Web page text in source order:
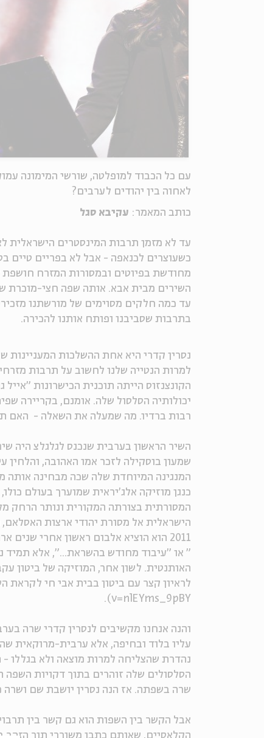
עם כל הכבוד למופלטה, שורשי המימונה
לאחוה בין יהודים לערבים?
כותב המאמר: עקיבא סגל
עד לא מזמן תרבות המינסטרים הישראלית
כשעוצרים לכנאפה - אבל לא בפריים טיים
מחודשת בפיוטים ובמסורות המזרח
השירים מבית אבא. אותה שפה חצי-מוכרת
עד כמה חלקים מסוימים של מורשתנו
בתרבות שסביבנו ופותח אותנו להכירה.
נסרין קדרי היא אחת ההשלכות המעניינות
למרות הנטייה שלנו לחשוב על תרבות
הקונצנזוס הייתה תוכנית הכישרונות
יכולותיה הסלסול שלה. אומנם, בקריירה
רבות ברדיו. מה שמעלה את השאלה - האם
השיר הראשון בערבית שנכנס לגלגלצ היה
שמעון בוסקילה לזכר אמו האהובה, והלחין
המנגינה המיוחדת שלה שכה מבחינה אותה
כנגן מוזיקה אלג'יראית שמוערך בעולם
המסורתית בצורתה המקורית ונותר הרחק
הישראלית אל מסורת יהודי ארצות
2011 הוא הוציא אלבום ראשון אחרי
" או "עיבוד מחודש בהשראת...", אלא תמיד
האותנטית. לשון אחר, המוזיקה של ביטון
v=nlEYms_9pBY).
והנה אנחנו מקשיבים לנסרין קדרי שרה
עליו בלוד ובחיפה, אלא ערבית-מרוקאית
נהדרת שהצליחה למרות מוצאה ולא בגללו
הסלסולים שלה זוהרים בתוך דקויות השפה
שרה בשפתה. אז הנה נסרין יושבת שם ושרה
אבל הקשר בין השפות הוא גם קשר בין
הקלאסיים, שאותם כתבו משוררי תור הזהב